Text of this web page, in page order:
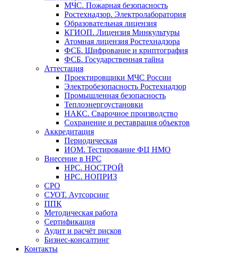
МЧС. Пожарная безопасность
Ростехнадзор. Электролаборатория
Образовательная лицензия
КГИОП. Лицензия Минкультуры
Атомная лицензия Ростехнадзора
ФСБ. Шифрование и криптография
ФСБ. Государственная тайна
Аттестация
Проектировщики МЧС России
Электробезопасность Ростехнадзор
Промышленная безопасность
Теплоэнергоустановки
НАКС. Сварочное производство
Сохранение и реставрация объектов
Аккредитация
Периодическая
ИОМ. Тестирование ФЦ НМО
Внесение в НРС
НРС. НОСТРОЙ
НРС. НОПРИЗ
СРО
СУОТ. Аутсорсинг
ППК
Методическая работа
Сертификация
Аудит и расчёт рисков
Бизнес-консалтинг
Контакты